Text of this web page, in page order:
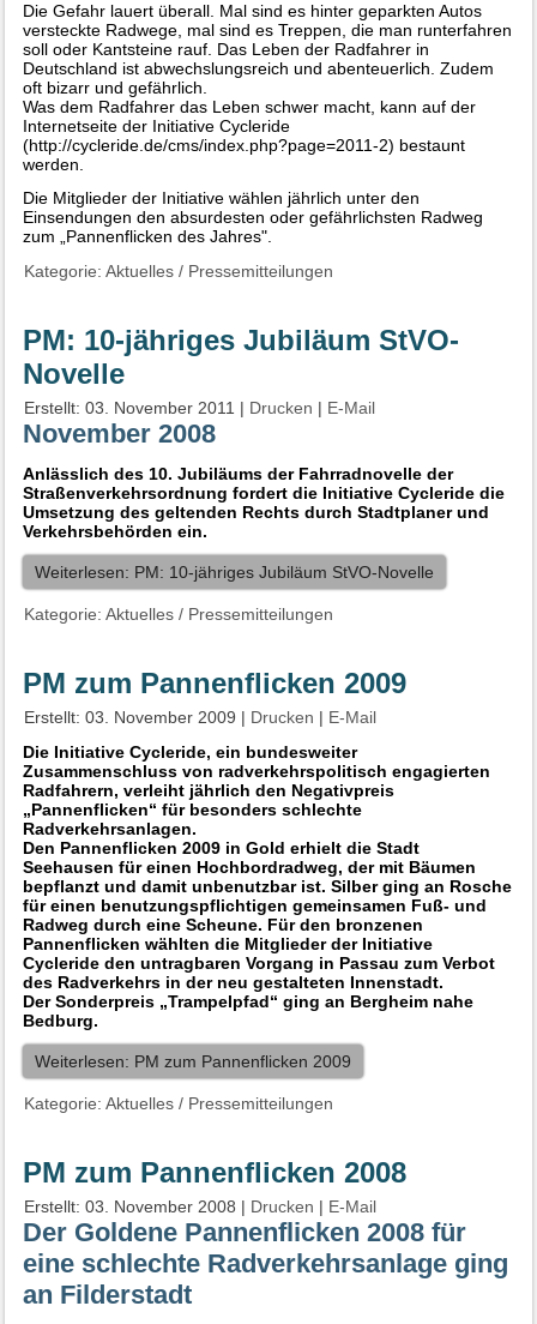
Die Gefahr lauert überall. Mal sind es hinter geparkten Autos
versteckte Radwege, mal sind es Treppen, die man runterfahren
soll oder Kantsteine rauf. Das Leben der Radfahrer in
Deutschland ist abwechslungsreich und abenteuerlich. Zudem
oft bizarr und gefährlich.
Was dem Radfahrer das Leben schwer macht, kann auf der
Internetseite der Initiative Cycleride
(http://cycleride.de/cms/index.php?page=2011-2) bestaunt
werden.
Die Mitglieder der Initiative wählen jährlich unter den
Einsendungen den absurdesten oder gefährlichsten Radweg
zum „Pannenflicken des Jahres".
Kategorie:Aktuelles / Pressemitteilungen
PM: 10-jähriges Jubiläum StVO-
Novelle
Erstellt: 03. November 2011 | Drucken | E-Mail
November 2008
Anlässlich des 10. Jubiläums der Fahrradnovelle der
Straßenverkehrsordnung fordert die Initiative Cycleride die
Umsetzung des geltenden Rechts durch Stadtplaner und
Verkehrsbehörden ein.
Weiterlesen: PM: 10-jähriges Jubiläum StVO-Novelle
Kategorie:Aktuelles / Pressemitteilungen
PM zum Pannenflicken 2009
Erstellt: 03. November 2009 | Drucken | E-Mail
Die Initiative Cycleride, ein bundesweiter
Zusammenschluss von radverkehrspolitisch engagierten
Radfahrern, verleiht jährlich den Negativpreis
„Pannenflicken“ für besonders schlechte
Radverkehrsanlagen.
Den Pannenflicken 2009 in Gold erhielt die Stadt
Seehausen für einen Hochbordradweg, der mit Bäumen
bepflanzt und damit unbenutzbar ist. Silber ging an Rosche
für einen benutzungspflichtigen gemeinsamen Fuß- und
Radweg durch eine Scheune. Für den bronzenen
Pannenflicken wählten die Mitglieder der Initiative
Cycleride den untragbaren Vorgang in Passau zum Verbot
des Radverkehrs in der neu gestalteten Innenstadt.
Der Sonderpreis „Trampelpfad“ ging an Bergheim nahe
Bedburg.
Weiterlesen: PM zum Pannenflicken 2009
Kategorie:Aktuelles / Pressemitteilungen
PM zum Pannenflicken 2008
Erstellt: 03. November 2008 | Drucken | E-Mail
Der Goldene Pannenflicken 2008 für
eine schlechte Radverkehrsanlage ging
an Filderstadt